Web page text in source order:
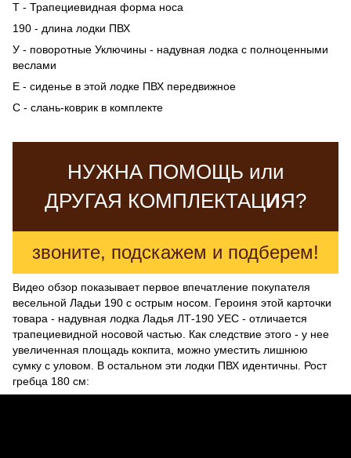
Т - Трапециевидная форма носа
190 - длина лодки ПВХ
У - поворотные Уключины - надувная лодка с полноценными
веслами
Е - сиденье в этой лодке ПВХ передвижное
С - слань-коврик в комплекте
НУЖНА ПОМОЩЬ или
ДРУГАЯ КОМПЛЕКТАЦИЯ?
звоните, подскажем и подберем!
Видео обзор показывает первое впечатление покупателя
весельной Ладьи 190 с острым носом. Героиня этой карточки
товара - надувная лодка Ладья ЛТ-190 УЕС - отличается
трапециевидной носовой частью. Как следствие этого - у нее
увеличенная площадь кокпита, можно уместить лишнюю
сумку с уловом. В остальном эти лодки ПВХ идентичны. Рост
гребца 180 см: